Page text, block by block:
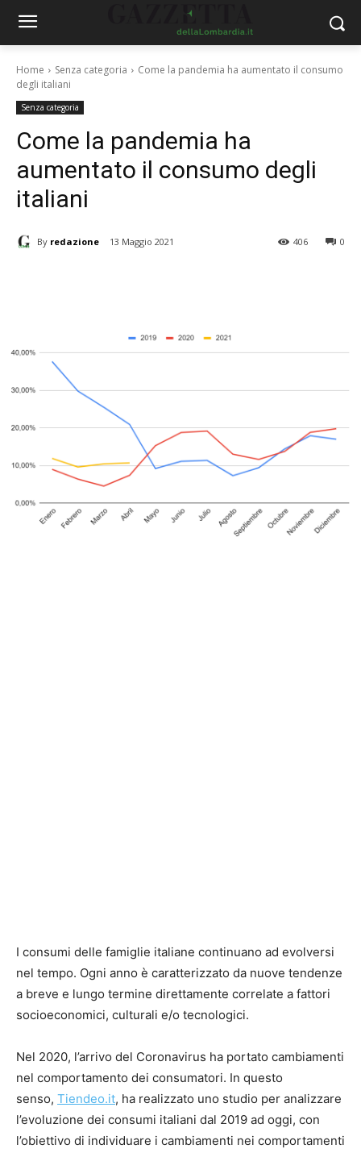
Home Senza categoria
Come la pandemia ha aumentato il consumo
degli italiani
Senza categoria
Come la pandemia ha
aumentato il consumo degli
italiani
By redazione 13 Maggio 2021 0
406
I consumi delle famiglie italiane continuano ad evolversi
nel tempo. Ogni anno è caratterizzato da nuove tendenze
a breve e lungo termine direttamente correlate a fattori
socioeconomici, culturali e/o tecnologici.
Nel 2020, l’arrivo del Coronavirus ha portato cambiamenti
nel comportamento dei consumatori. In questo
senso, Tiendeo.it, ha realizzato uno studio per analizzare
l’evoluzione dei consumi italiani dal 2019 ad oggi, con
l’obiettivo di individuare i cambiamenti nei comportamenti